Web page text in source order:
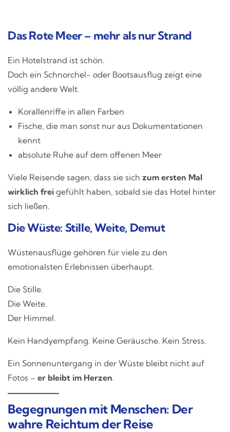
Das Rote Meer – mehr als nur Strand
Ein Hotelstrand ist schön.
Doch ein Schnorchel- oder Bootsausflug zeigt eine
völlig andere Welt.
Korallenriffe in allen Farben
Fische, die man sonst nur aus Dokumentationen
kennt
absolute Ruhe auf dem offenen Meer
Viele Reisende sagen, dass sie sich zum ersten Mal
wirklich frei gefühlt haben, sobald sie das Hotel hinter
sich ließen.
Die Wüste: Stille, Weite, Demut
Wüstenausflüge gehören für viele zu den
emotionalsten Erlebnissen überhaupt.
Die Stille.
Die Weite.
Der Himmel.
Kein Handyempfang. Keine Geräusche. Kein Stress.
Ein Sonnenuntergang in der Wüste bleibt nicht auf
Fotos – er bleibt im Herzen.
Begegnungen mit Menschen: Der
wahre Reichtum der Reise